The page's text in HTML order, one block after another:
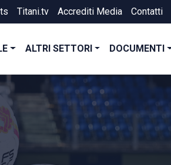
Titani.tv Accrediti Media Contatti
ALTRI SETTORI DOCUMENTI